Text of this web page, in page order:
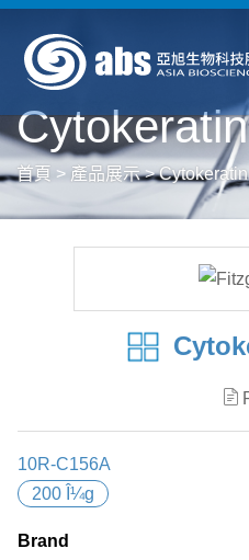
首頁 > 產品展示>
10R-C156A
200 Î¼g
Brand